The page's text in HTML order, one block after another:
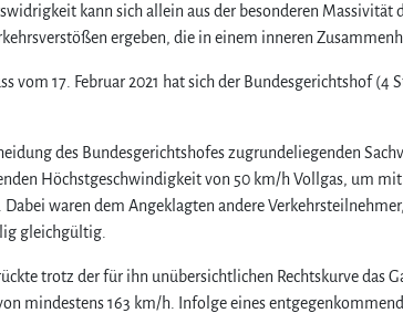
kann sich allein aus der besonderen
ergeben, die in einem inneren
vom 17. Februar 2021 hat sich der Bundesgerichtshof
des Bundesgerichtshofes zugrundeliegenden
Höchstgeschwindigkeit von 50 km/h Vollgas, um
waren dem Angeklagten andere
gleichgültig.
trotz der für ihn unübersichtlichen Rechtskurve das
mindestens 163 km/h. Infolge eines